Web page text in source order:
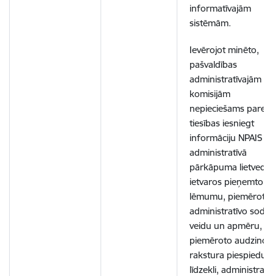
informatīvajām
sistēmām.
Ievērojot minēto,
pašvaldības
administratīvajām
komisijām
nepieciešams
tiesības iesniegt
informāciju NPAIS
administratīvā
pārkāpuma
ietvaros pieņemto
lēmumu, piemēroto
administratīvo soda
veidu un apmēru,
piemēroto
rakstura piespiedu
līdzekli,